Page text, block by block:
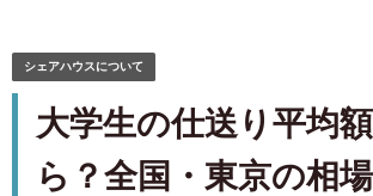
シェアハウスについて
大学生の仕送り平均
ら？全国・東京の相